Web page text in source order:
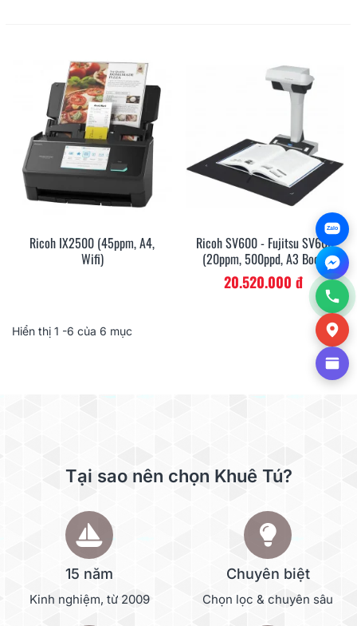
Ricoh IX2500 (45ppm, A4,
Wifi)
Ricoh SV600 - Fujitsu SV600
(20ppm, 500ppd, A3 Book,
USB)
20.520.000 đ
Hiển thị 1 -6 của 6 mục
Tại sao nên chọn Khuê Tú?
15 năm
Kinh nghiệm, từ 2009
Chuyên biệt
Chọn lọc & chuyên sâu
Zalo